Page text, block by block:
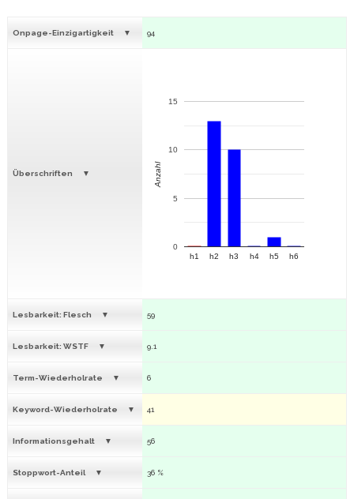
Onpage-Einzigartigkeit 94
Überschriften
h1 h2 h3 h4 h5 h6
0
5
10
15
Anzahl
Lesbarkeit: Flesch 59
Lesbarkeit: WSTF 9.1
Term-Wiederholrate 6
Keyword-Wiederholrate 41
Informationsgehalt 56
Stoppwort-Anteil 36 %